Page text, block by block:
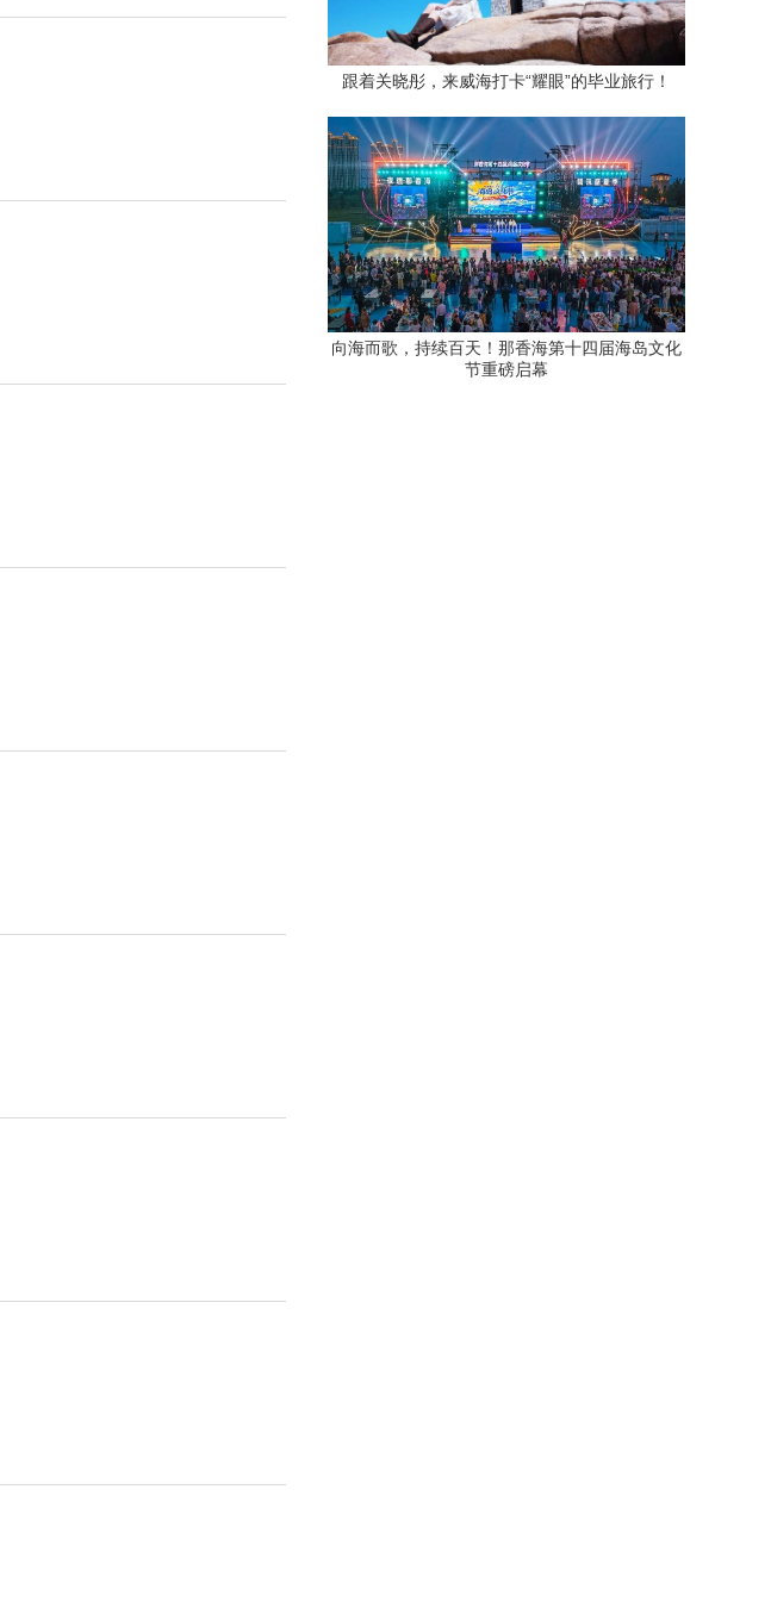
跟着关晓彤，来威海打卡“耀眼”的毕业旅行！
向海而歌，持续百天！那香海第十四届海岛文化
节重磅启幕